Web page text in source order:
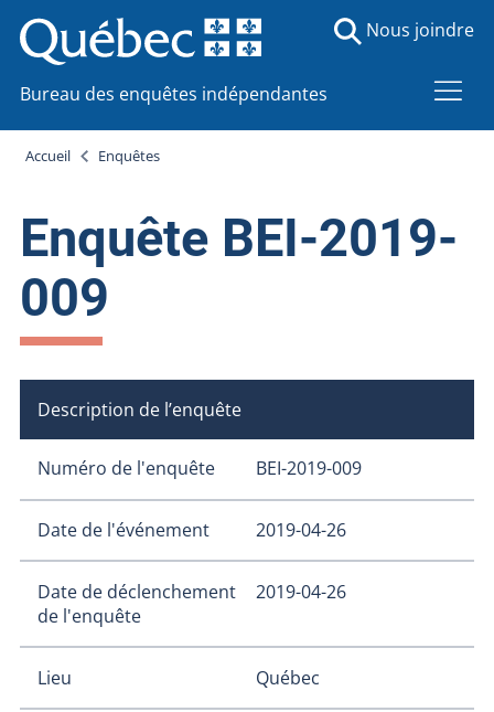
Bureau des enquêtes indépendantes
Nous joindre
Accueil Enquêtes
Enquête BEI-2019-
009
Description de l’enquête
Numéro de l'enquête BEI-2019-009
Date de l'événement 2019-04-26
Date de déclenchement
de l'enquête
2019-04-26
Lieu Québec